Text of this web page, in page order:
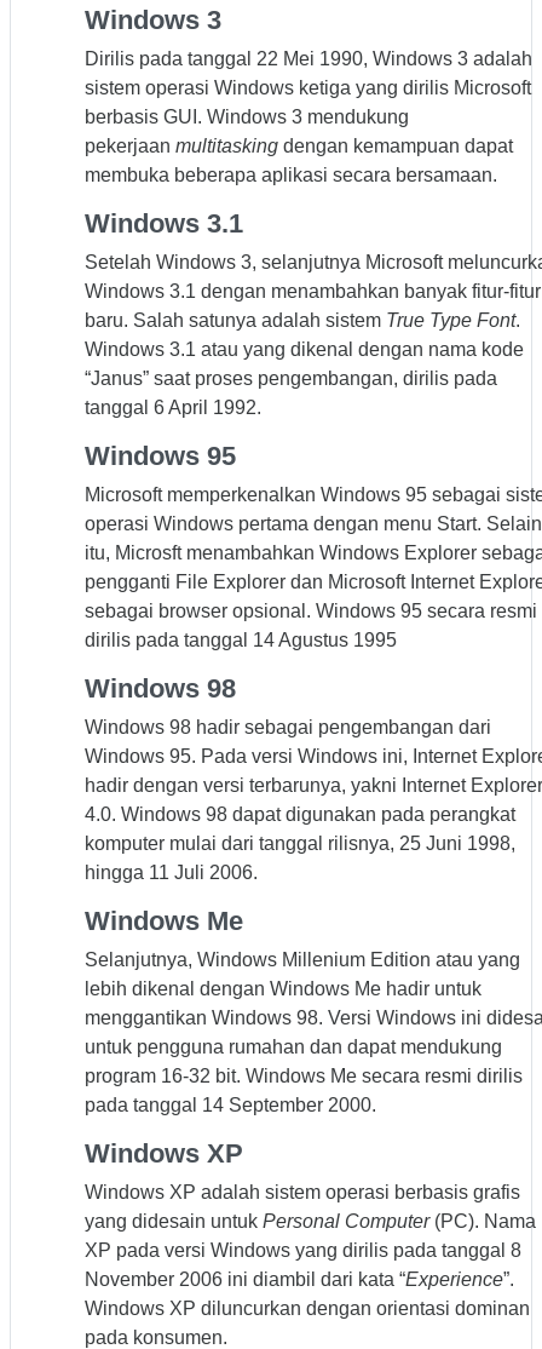
Windows 3
Dirilis pada tanggal 22 Mei 1990, Windows 3 adalah
sistem operasi Windows ketiga yang dirilis Microsoft
berbasis GUI. Windows 3 mendukung
pekerjaan multitasking dengan kemampuan dapat
membuka beberapa aplikasi secara bersamaan.
Windows 3.1
Setelah Windows 3, selanjutnya Microsoft
Windows 3.1 dengan menambahkan banyak fitur-fitur
baru. Salah satunya adalah sistem True Type Font.
Windows 3.1 atau yang dikenal dengan nama kode
“Janus” saat proses pengembangan, dirilis pada
tanggal 6 April 1992.
Windows 95
Microsoft memperkenalkan Windows 95 sebagai
operasi Windows pertama dengan menu Start. Selain
itu, Microsft menambahkan Windows Explorer
pengganti File Explorer dan Microsoft Internet
sebagai browser opsional. Windows 95 secara resmi
dirilis pada tanggal 14 Agustus 1995
Windows 98
Windows 98 hadir sebagai pengembangan dari
Windows 95. Pada versi Windows ini, Internet
hadir dengan versi terbarunya, yakni Internet Explorer
4.0. Windows 98 dapat digunakan pada perangkat
komputer mulai dari tanggal rilisnya, 25 Juni 1998,
hingga 11 Juli 2006.
Windows Me
Selanjutnya, Windows Millenium Edition atau yang
lebih dikenal dengan Windows Me hadir untuk
menggantikan Windows 98. Versi Windows ini
untuk pengguna rumahan dan dapat mendukung
program 16-32 bit. Windows Me secara resmi dirilis
pada tanggal 14 September 2000.
Windows XP
Windows XP adalah sistem operasi berbasis grafis
yang didesain untuk Personal Computer(PC). Nama
XP pada versi Windows yang dirilis pada tanggal 8
November 2006 ini diambil dari kata “Experience”.
Windows XP diluncurkan dengan orientasi dominan
pada konsumen.